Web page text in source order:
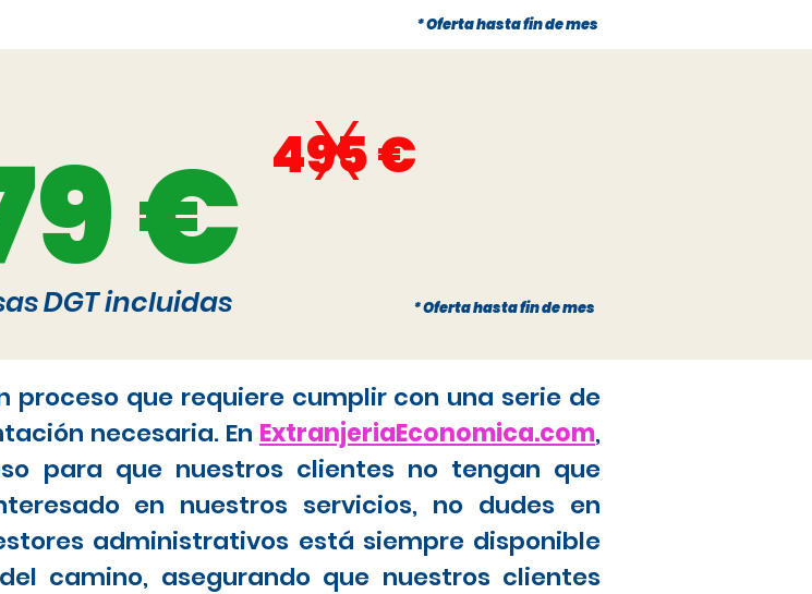
* Oferta hasta fin de mes
* Oferta hasta fin de mes
€ 495 €
x
DGT incluidas
proceso que requiere cumplir con una serie de
necesaria. En ExtranjeriaEconomica.com,
para que nuestros clientes no tengan que
en nuestros servicios, no dudes en
administrativos está siempre disponible
camino, asegurando que nuestros clientes